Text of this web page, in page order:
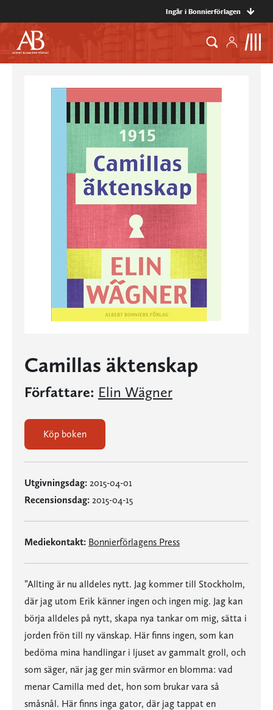
Ingår i Bonnierförlagen
Camillas äktenskap
Författare: Elin Wägner
Köp boken
Utgivningsdag: 2015-04-01
Recensionsdag: 2015-04-15
Mediekontakt: Bonnierförlagens Press
”Allting är nu alldeles nytt. Jag kommer till Stockholm,
där jag utom Erik känner ingen och ingen mig. Jag kan
börja alldeles på nytt, skapa nya tankar om mig, sätta i
jorden frön till ny vänskap. Här finns ingen, som kan
bedöma mina handlingar i ljuset av gammalt groll, och
som säger, när jag ger min svärmor en blomma: vad
menar Camilla med det, hon som brukar vara så
småsnål. Här finns inga gator, där jag tappat en